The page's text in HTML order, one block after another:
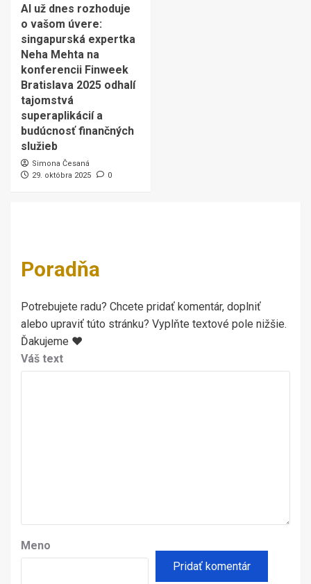
AI už dnes rozhoduje
o vašom úvere:
singapurská expertka
Neha Mehta na
konferencii Finweek
Bratislava 2025 odhalí
tajomstvá
superaplikácií a
budúcnosť finančných
služieb
Simona Česaná
29. októbra 2025
0
Poradňa
Potrebujete radu? Chcete pridať komentár, doplniť
alebo upraviť túto stránku? Vyplňte textové pole nižšie.
Ďakujeme ♥
Váš text
Meno